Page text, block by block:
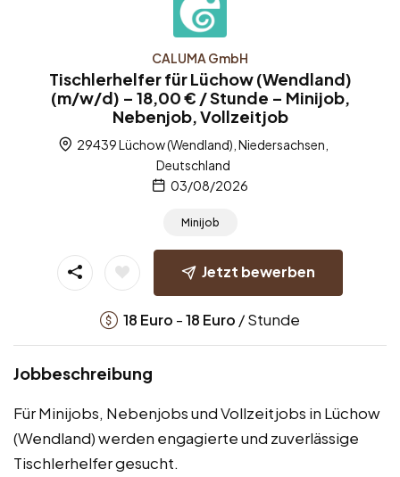
CALUMA GmbH
Tischlerhelfer für Lüchow (Wendland)
(m/w/d) – 18,00 € / Stunde – Minijob,
Nebenjob, Vollzeitjob
29439 Lüchow (Wendland), Niedersachsen,
Deutschland
03/08/2026
Minijob
Jetzt bewerben
18 Euro -18 Euro / Stunde
Jobbeschreibung
Für Minijobs, Nebenjobs und Vollzeitjobs in Lüchow
(Wendland) werden engagierte und zuverlässige
Tischlerhelfer gesucht.